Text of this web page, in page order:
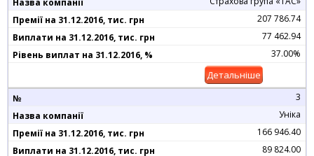
207 786.74
77 462.94
37.00%
Детальніше
3
Уніка
166 946.40
89 824.00